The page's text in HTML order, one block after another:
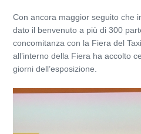
Con ancora maggior seguito che
dato il benvenuto a più di 300
concomitanza con la Fiera del
all’interno della Fiera ha accolto
giorni dell’esposizione.